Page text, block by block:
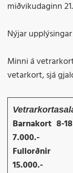
miðvikudaginn
Nýjar
Minni á
vetarkort, sjá
Barnakort 8-
7.000.-
15.000.-